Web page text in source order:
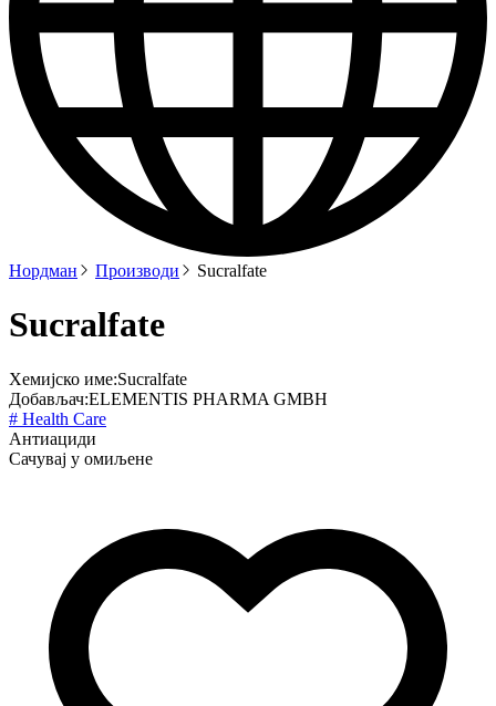
Нордман Производи Sucralfate
Sucralfate
Хемијско име:Sucralfate
Добављач:ELEMENTIS PHARMA GMBH
# Health Care
Антиациди
Сачувај у омиљене